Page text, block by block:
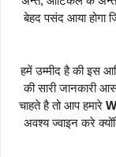
बेहद पसंद आया होगा
हमें उम्मीद है की इस
की सारी जानकारी
चाहते है तो आप हमारे
अवश्य ज्वाइन करे